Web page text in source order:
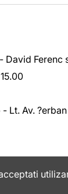
Ferenc
Lt. Av.